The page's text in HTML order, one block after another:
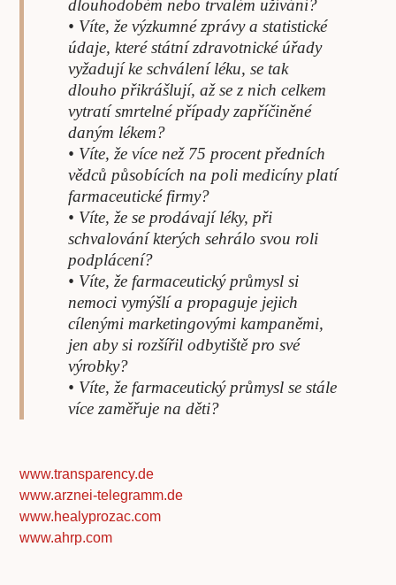
dlouhodobém nebo trvalém užívání?
• Víte, že výzkumné zprávy a statistické
údaje, které státní zdravotnické úřady
vyžadují ke schválení léku, se tak
dlouho přikrášlují, až se z nich celkem
vytratí smrtelné případy zapříčiněné
daným lékem?
• Víte, že více než 75 procent předních
vědců působících na poli medicíny platí
farmaceutické firmy?
• Víte, že se prodávají léky, při
schvalování kterých sehrálo svou roli
podplácení?
• Víte, že farmaceutický průmysl si
nemoci vymýšlí a propaguje jejich
cílenými marketingovými kampaněmi,
jen aby si rozšířil odbytiště pro své
výrobky?
• Víte, že farmaceutický průmysl se stále
více zaměřuje na děti?
www.transparency.de
www.arznei-telegramm.de
www.healyprozac.com
www.ahrp.com